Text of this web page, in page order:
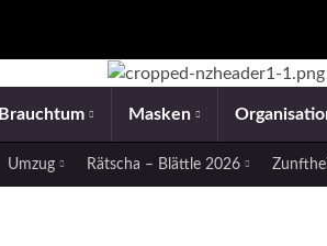
Brauchtum Masken
Umzug Rätscha – Blättle 2026